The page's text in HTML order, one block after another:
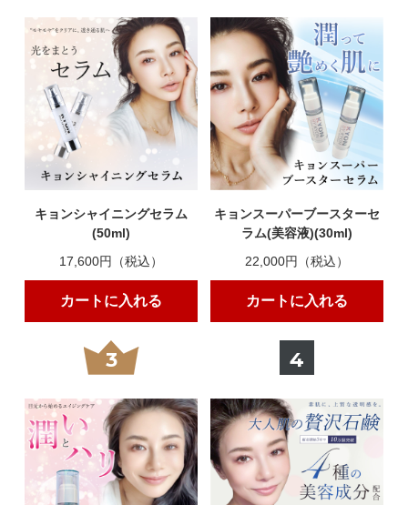
キョンシャイニングセラム
(50ml)
17,600円（税込）
カートに入れる
キョンスーパーブースターセ
ラム(美容液)(30ml)
22,000円（税込）
カートに入れる
3 4